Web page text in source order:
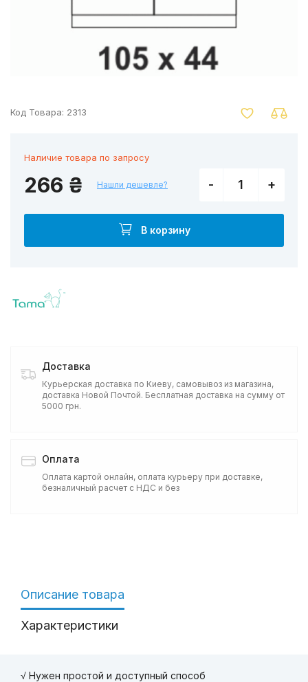
Код Товара: 2313
Наличие товара по запросу
266 ₴ Нашли дешевле? - +
В корзину
Доставка
Курьерская доставка по Киеву, самовывоз из магазина,
доставка Новой Почтой. Бесплатная доставка на сумму от
5000 грн.
Оплата
Оплата картой онлайн, оплата курьеру при доставке,
безналичный расчет с НДС и без
Описание товара
Характеристики
√ Нужен простой и доступный способ